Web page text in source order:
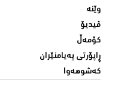
وێنە
ڤیدیۆ
کۆمەڵ
ڕاپۆرتی پەیامنێران
کەشوهەوا